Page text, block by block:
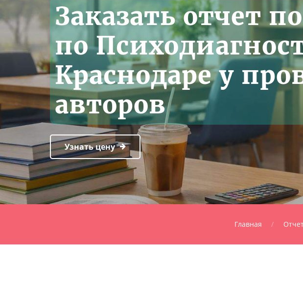
Заказать отчет
по
Краснодаре у
авторов
Узнать цену
Главная